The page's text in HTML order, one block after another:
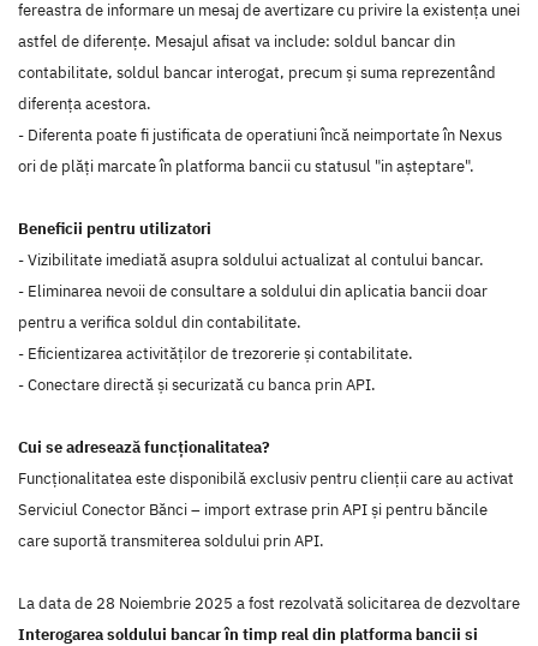
fereastra de informare un mesaj de avertizare cu privire la existența unei
astfel de diferențe. Mesajul afisat va include: soldul bancar din
contabilitate, soldul bancar interogat, precum și suma reprezentând
diferența acestora.
- Diferenta poate fi justificata de operatiuni încă neimportate în Nexus
ori de plăți marcate în platforma bancii cu statusul "in așteptare".
Beneficii pentru utilizatori
- Vizibilitate imediată asupra soldului actualizat al contului bancar.
- Eliminarea nevoii de consultare a soldului din aplicatia bancii doar
pentru a verifica soldul din contabilitate.
- Eficientizarea activităților de trezorerie și contabilitate.
- Conectare directă și securizată cu banca prin API.
Cui se adresează funcționalitatea?
Funcționalitatea este disponibilă exclusiv pentru clienții care au activat
Serviciul Conector Bănci – import extrase prin API și pentru băncile
care suportă transmiterea soldului prin API.
La data de 28 Noiembrie 2025 a fost rezolvată solicitarea de dezvoltare
Interogarea soldului bancar în timp real din platforma bancii si